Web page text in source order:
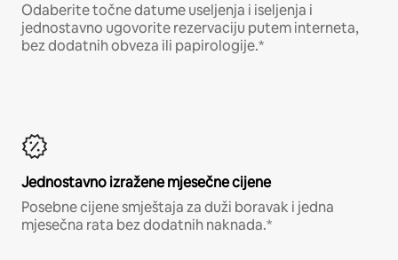
Odaberite točne datume useljenja i iseljenja i
jednostavno ugovorite rezervaciju putem interneta,
bez dodatnih obveza ili papirologije.*
Jednostavno izražene mjesečne cijene
Posebne cijene smještaja za duži boravak i jedna
mjesečna rata bez dodatnih naknada.*